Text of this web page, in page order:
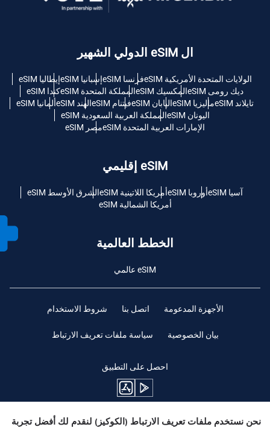
ال eSIM الدولي الشهير
الولايات المتحدة الأمريكية eSIM فرنسا eSIM إسبانيا eSIM
إيطاليا eSIM
ديك رومى eSIM
المكسيك eSIM المملكة المتحدة eSIM
كندا eSIM
تايلاند eSIM
ماليزيا eSIM اليابان eSIM فيتنام eSIM الهند eSIM
ألمانيا eSIM
اليونان eSIM
المملكة العربية السعودية eSIM
الإمارات العربية المتحدة eSIM
مصر eSIM
eSIM إقليمي
آسيا eSIM أوروبا eSIM أمريكا اللاتينية eSIM
الشرق الأوسط eSIM
أمريكا الشمالية eSIM
الخطط العالمية
eSIM عالمي
الأجهزة المدعومة اتصل بنا شروط الاستخدام
بيان الخصوصية سياسة ملفات تعريف الارتباط
احصل على التطبيق
ابقوا متابعين
نحن نستخدم ملفات تعريف الارتباط (الكوكيز) لنقدم لك أفضل تجربة